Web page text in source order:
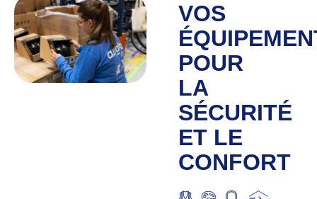
VOS
POUR
LA
SÉCURITÉ
ET LE
CONFORT